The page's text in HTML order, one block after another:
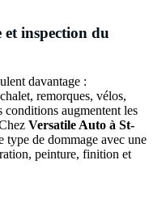
inspection du
davantage :
remorques, vélos,
conditions augmentent les
Versatile Auto à St-
type de dommage avec une
peinture, finition et